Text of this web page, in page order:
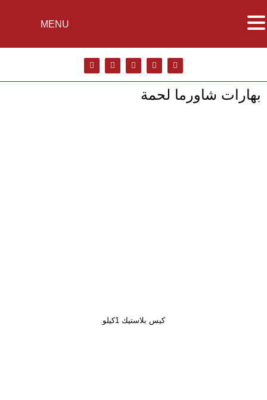
بهارات شاورما لحمة
كيس بلاستيك 1كيلو
MENU